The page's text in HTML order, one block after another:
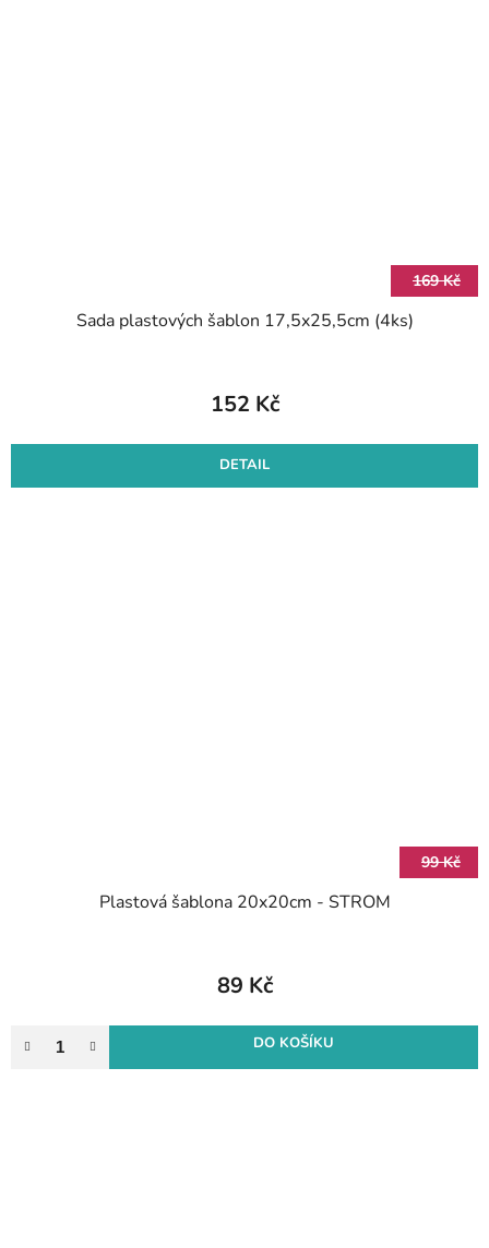
169 Kč
Sada plastových šablon 17,5x25,5cm (4ks)
152 Kč
DETAIL
99 Kč
Plastová šablona 20x20cm - STROM
89 Kč
DO KOŠÍKU